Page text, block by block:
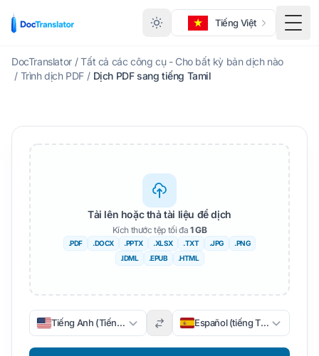
Tiếng Việt
DocTranslator / Tất cả các công cụ - Cho bất kỳ bản dịch nào
/ Trình dịch PDF / Dịch PDF sang tiếng Tamil
Tải lên hoặc thả tài liệu để dịch
Kích thước tệp tối đa 1 GB
.PDF .DOCX .PPTX .XLSX .TXT .JPG
.PNG
.IDML
.EPUB .HTML
Tiếng Anh (Tiếng Anh) Español (tiếng Tây Ban Nha)